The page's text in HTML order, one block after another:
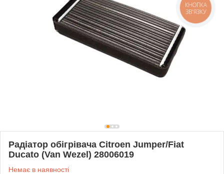
Радіатор обігрівача Citroen Jumper/Fiat
Ducato (Van Wezel) 28006019
Немає в наявності
КНОПКА
ЗВ'ЯЗКУ